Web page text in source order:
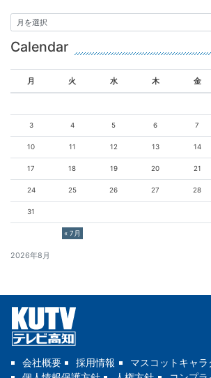
Calendar
2026年8月
月 火 水 木 金
« 7月
3 4 5 6 7
10 11 12 13 14
17 18 19 20 21
24 25 26 27 28
31
会社概要 採用情報 マスコットキャラ